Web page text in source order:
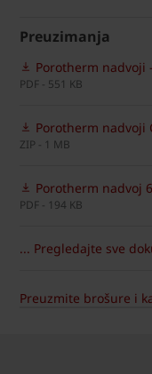
Preuzimanja
Porotherm nadvoji
PDF - 551 KB
Porotherm nadvoji
ZIP - 1 MB
Porotherm nadvoj
PDF - 194 KB
... Pregledajte sve
Preuzmite brošure i